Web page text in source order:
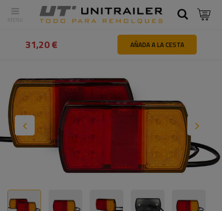
Atrás Inicio Iluminación y sistemas eléctricos Luces traseras
31,20 € AÑADA A LA CESTA